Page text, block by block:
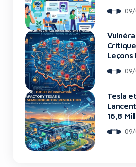
Leçons
Tesla
16,8
Yes, I will turn off
No Thanks